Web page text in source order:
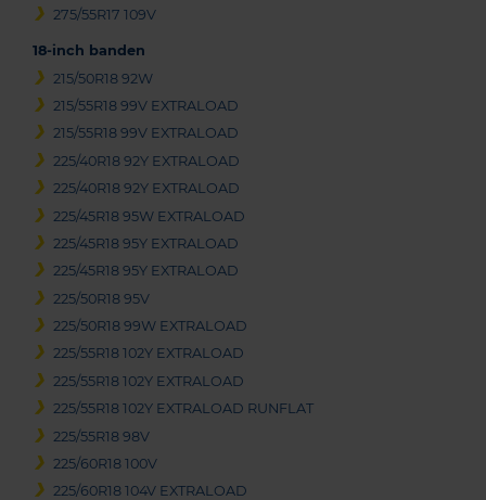
275/55R17 109V
18-inch banden
215/50R18 92W
215/55R18 99V EXTRALOAD
215/55R18 99V EXTRALOAD
225/40R18 92Y EXTRALOAD
225/40R18 92Y EXTRALOAD
225/45R18 95W EXTRALOAD
225/45R18 95Y EXTRALOAD
225/45R18 95Y EXTRALOAD
225/50R18 95V
225/50R18 99W EXTRALOAD
225/55R18 102Y EXTRALOAD
225/55R18 102Y EXTRALOAD
225/55R18 102Y EXTRALOAD RUNFLAT
225/55R18 98V
225/60R18 100V
225/60R18 104V EXTRALOAD